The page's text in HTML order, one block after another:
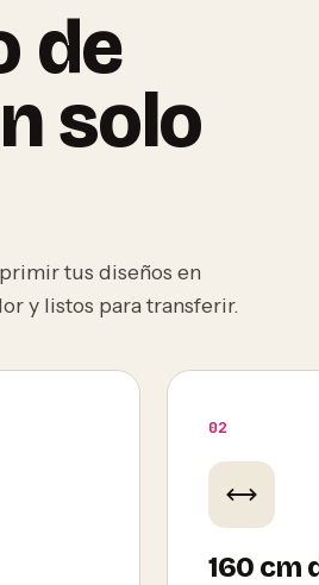
de
solo
tus diseños en
y listos para transferir.
02
160 cm